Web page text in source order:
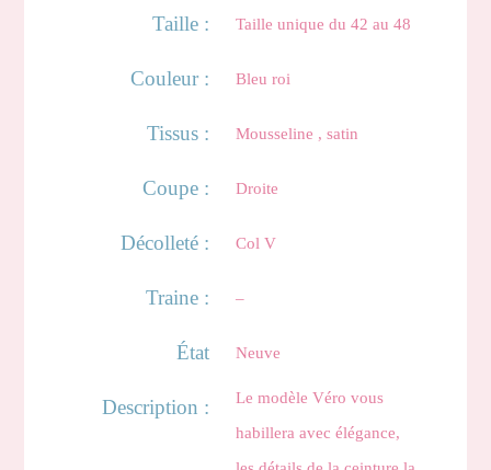
Taille : Taille unique du 42 au 48
Couleur : Bleu roi
Tissus : Mousseline , satin
Coupe : Droite
Décolleté : Col V
Traine : –
État Neuve
Description :
Le modèle Véro vous
habillera avec élégance,